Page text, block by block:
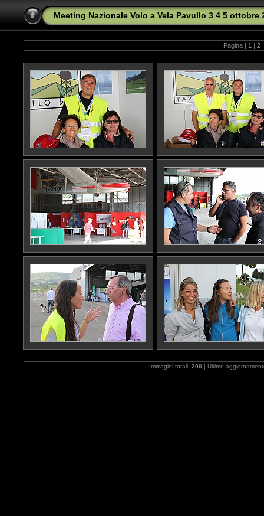
Meeting Nazionale Volo a Vela Pavullo 3 4 5 ottobre
Pagina | 1 | 2 |
Immagini totali: 200 | Ultimo